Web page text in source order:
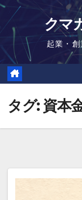
Skip
content
クマ
起業・
タグ:資本